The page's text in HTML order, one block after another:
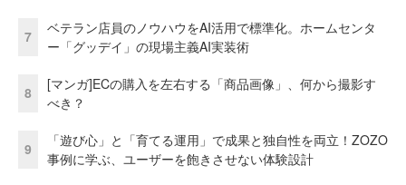
7
ベテラン店員のノウハウをAI活用で標準化。ホームセンタ
ー「グッデイ」の現場主義AI実装術
8
[マンガ]ECの購入を左右する「商品画像」、何から撮影す
べき？
9
「遊び心」と「育てる運用」で成果と独自性を両立！ZOZO
事例に学ぶ、ユーザーを飽きさせない体験設計